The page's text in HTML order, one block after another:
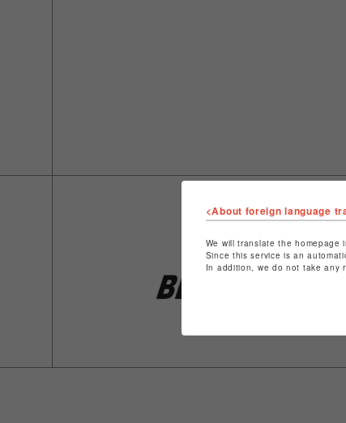
<About foreign language
We will translate the homepage
Since this service is an
In addition, we do not take any